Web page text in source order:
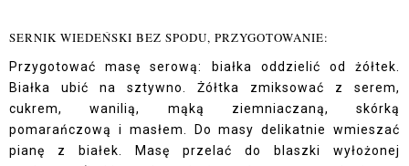
SERNIK WIEDEŃSKI BEZ SPODU, PRZYGOTOWANIE:
Przygotować masę serową: białka oddzielić od żółtek.
Białka ubić na sztywno. Żółtka zmiksować z serem,
cukrem, wanilią, mąką ziemniaczaną, skórką
pomarańczową i masłem. Do masy delikatnie wmieszać
pianę z białek. Masę przelać do blaszki wyłożonej